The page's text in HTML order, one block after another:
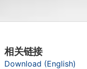
相关链接
Download (English)